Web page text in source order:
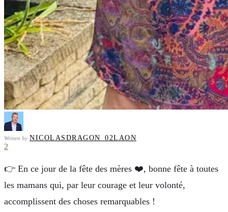
Written by NICOLASDRAGON_02LAON
2
👉 En ce jour de la fête des mères ❤️, bonne fête à toutes
les mamans qui, par leur courage et leur volonté,
accomplissent des choses remarquables !